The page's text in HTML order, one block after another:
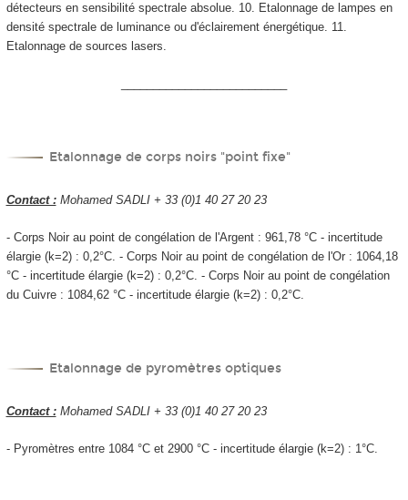
détecteurs en sensibilité spectrale absolue. 10. Etalonnage de lampes en
densité spectrale de luminance ou d'éclairement énergétique. 11.
Etalonnage de sources lasers.
Etalonnage de corps noirs "point fixe"
Contact :Mohamed SADLI + 33 (0)1 40 27 20 23
- Corps Noir au point de congélation de l'Argent : 961,78 °C - incertitude
élargie (k=2) : 0,2°C. - Corps Noir au point de congélation de l'Or : 1064,18
°C - incertitude élargie (k=2) : 0,2°C. - Corps Noir au point de congélation
du Cuivre : 1084,62 °C - incertitude élargie (k=2) : 0,2°C.
Etalonnage de pyromètres optiques
Contact :Mohamed SADLI + 33 (0)1 40 27 20 23
- Pyromètres entre 1084 °C et 2900 °C - incertitude élargie (k=2) : 1°C.